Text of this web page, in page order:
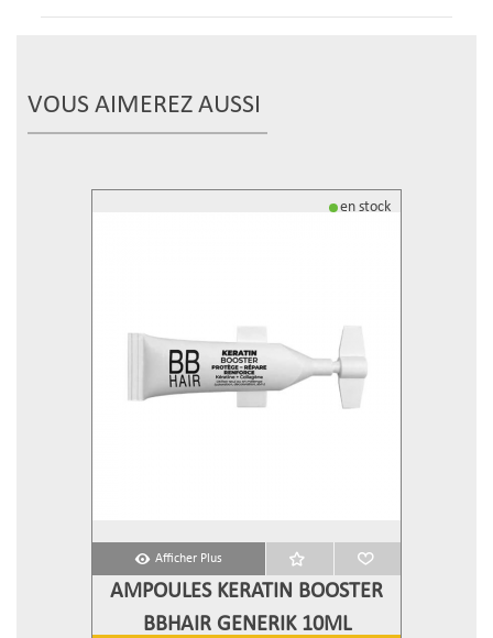
VOUS AIMEREZ AUSSI
en stock
Afficher Plus
AMPOULES KERATIN BOOSTER
BBHAIR GENERIK 10ML